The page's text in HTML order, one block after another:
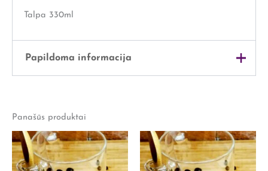
Talpa 330ml
Papildoma informacija
Išmatavimai
Panašūs produktai